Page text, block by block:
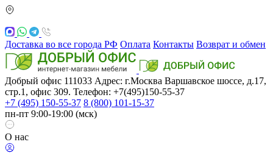
Доставка во все города РФ Оплата Контакты Возврат и обмен
Добрый офис 111033 Адрес: г.Москва Варшавское шоссе, д.17,
стр.1, офис 309. Телефон: +7(495)150-55-37
+7 (495) 150-55-37 8 (800) 101-15-37
пн-пт 9:00-19:00 (мск)
О нас